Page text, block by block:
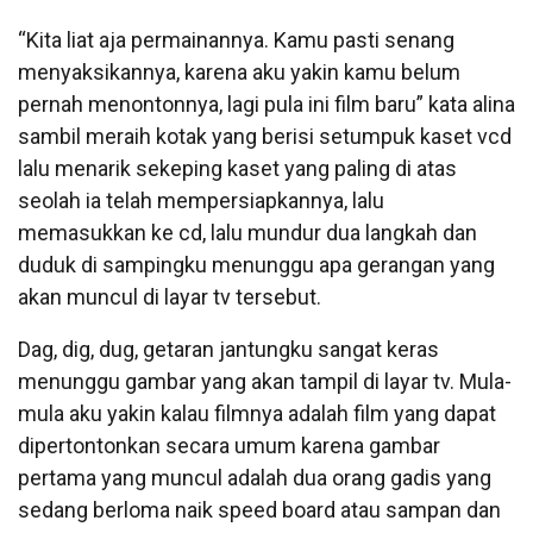
“Kita liat aja permainannya. Kamu pasti senang
menyaksikannya, karena aku yakin kamu belum
pernah menontonnya, lagi pula ini film baru” kata alina
sambil meraih kotak yang berisi setumpuk kaset vcd
lalu menarik sekeping kaset yang paling di atas
seolah ia telah mempersiapkannya, lalu
memasukkan ke cd, lalu mundur dua langkah dan
duduk di sampingku menunggu apa gerangan yang
akan muncul di layar tv tersebut.
Dag, dig, dug, getaran jantungku sangat keras
menunggu gambar yang akan tampil di layar tv. Mula-
mula aku yakin kalau filmnya adalah film yang dapat
dipertontonkan secara umum karena gambar
pertama yang muncul adalah dua orang gadis yang
sedang berloma naik speed board atau sampan dan